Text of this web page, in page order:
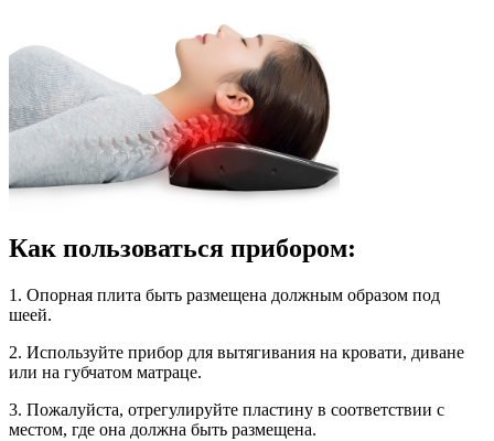
Как пользоваться прибором:
1. Опорная плита быть размещена должным образом под
шеей.
2. Используйте прибор для вытягивания на кровати, диване
или на губчатом матраце.
3. Пожалуйста, отрегулируйте пластину в соответствии с
местом, где она должна быть размещена.